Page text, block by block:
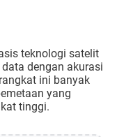
teknologi satelit
dengan akurasi
ini banyak
yang
tinggi.